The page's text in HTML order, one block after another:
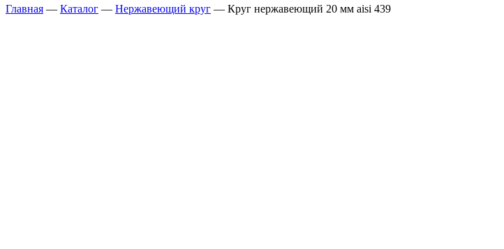
Главная — Каталог — Нержавеющий круг — Круг нержавеющий 20 мм aisi 439